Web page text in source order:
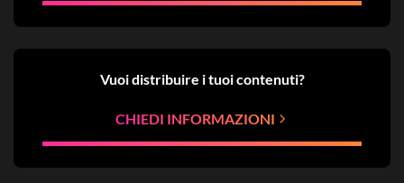
Vuoi distribuire i tuoi contenuti?
CHIEDI INFORMAZIONI